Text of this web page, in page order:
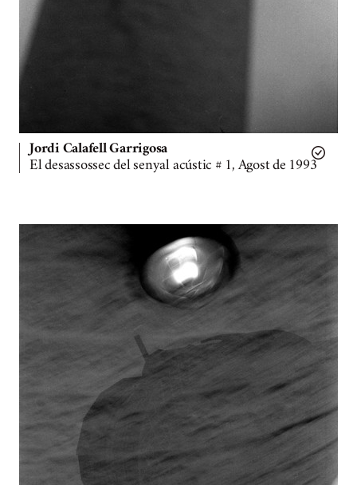
Jordi Calafell Garrigosa
El desassossec del senyal acústic # 1, Agost de 1993